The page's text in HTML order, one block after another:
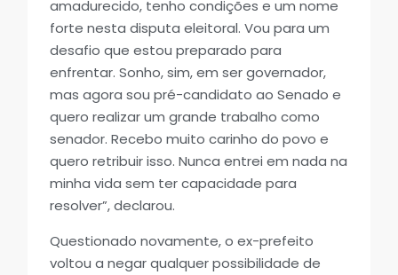
amadurecido, tenho condições e um nome
forte nesta disputa eleitoral. Vou para um
desafio que estou preparado para
enfrentar. Sonho, sim, em ser governador,
mas agora sou pré-candidato ao Senado e
quero realizar um grande trabalho como
senador. Recebo muito carinho do povo e
quero retribuir isso. Nunca entrei em nada na
minha vida sem ter capacidade para
resolver”, declarou.
Questionado novamente, o ex-prefeito
voltou a negar qualquer possibilidade de